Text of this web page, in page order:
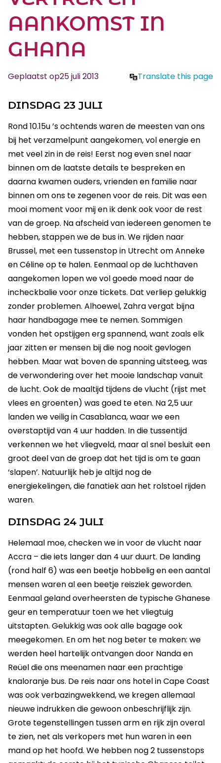
AANKOMST IN
GHANA
Geplaatst op25 juli 2013 Translate this page
DINSDAG 23 JULI
Rond 10.15u ’s ochtends waren de meesten van ons
bij het verzamelpunt aangekomen, vol energie en
met veel zin in de reis! Eerst nog even snel naar
binnen om de laatste details te bespreken en
daarna kwamen ouders, vrienden en familie naar
binnen om ons te zegenen voor de reis. Dit was een
mooi moment voor mij en ik denk ook voor de rest
van de groep. Na afscheid van iedereen genomen te
hebben, stappen we de bus in. We rijden naar
Brussel, met een tussenstop in Utrecht om Anneke
en Céline op te halen. Eenmaal op de luchthaven
aangekomen lopen we vol goede moed naar de
incheckbalie voor onze tickets. Dat verliep gelukkig
zonder problemen. Alhoewel, Zahra vergat bijna
haar handbagage mee te nemen. Sommigen
vonden het opstijgen erg spannend, want zoals elk
jaar zitten er mensen bij die nog nooit gevlogen
hebben. Maar wat boven de spanning uitsteeg, was
de verwondering over het mooie landschap vanuit
de lucht. Ook de maaltijd tijdens de vlucht (rijst met
vlees en groenten) was goed te eten. Na 2,5 uur
landen we veilig in Casablanca, waar we een
overstaptijd van 4 uur hadden. In die tussentijd
verkennen we het vliegveld, maar al snel besluit een
groot deel van de groep dat het tijd is om te gaan
‘slapen’. Natuurlijk heb je altijd nog de
energiekelingen, die fanatiek aan het rolstoel rijden
waren.
DINSDAG 24 JULI
Helemaal moe, checken we in voor de vlucht naar
Accra – die iets langer dan 4 uur duurt. De landing
(rond half 6) was een beetje hobbelig en een aantal
mensen waren al een beetje reisziek geworden.
Eenmaal geland overheersten de typische Ghanese
geur en temperatuur toen we het vliegtuig
uitstapten. Gelukkig was ook alle bagage ook
meegekomen. En om het nog beter te maken: we
werden heel hartelijk ontvangen door Nanda en
Reüel die ons meenamen naar een prachtige
knaloranje bus. De reis naar ons hotel in Cape Coast
was ook verbazingwekkend, we kregen allemaal
nieuwe indrukken die gewoon onbeschrijflijk zijn.
Grote tegenstellingen tussen arm en rijk zijn overal
te zien, net als verkopers met hun waren in een
mand op het hoofd. We hebben nog 2 tussenstops